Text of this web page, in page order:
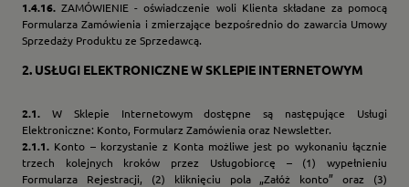
1.4.16. ZAMÓWIENIE - oświadczenie woli Klienta składane za pomocą
Formularza Zamówienia i zmierzające bezpośrednio do zawarcia Umowy
Sprzedaży Produktu ze Sprzedawcą.
2. USŁUGI ELEKTRONICZNE W SKLEPIE INTERNETOWYM
2.1. W Sklepie Internetowym dostępne są następujące Usługi
Elektroniczne: Konto, Formularz Zamówienia oraz Newsletter.
2.1.1. Konto – korzystanie z Konta możliwe jest po wykonaniu łącznie
trzech kolejnych kroków przez Usługobiorcę – (1) wypełnieniu
Formularza Rejestracji, (2) kliknięciu pola „Załóż konto” oraz (3)